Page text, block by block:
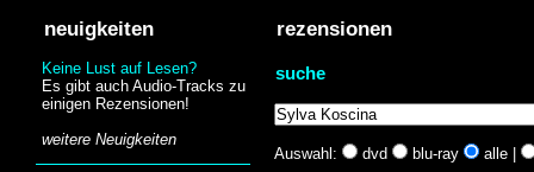
neuigkeiten
Keine Lust auf Lesen?
Es gibt auch Audio-Tracks zu
einigen Rezensionen!
weitere Neuigkeiten
rezensionen
suche
Auswahl: dvd blu-ray alle |